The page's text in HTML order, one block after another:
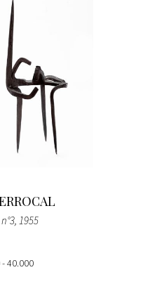
, 1955
40.000